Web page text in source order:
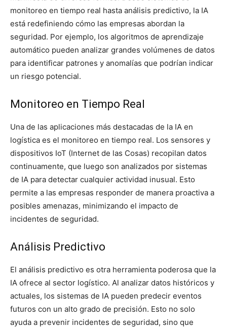
monitoreo en tiempo real hasta análisis predictivo, la IA
está redefiniendo cómo las empresas abordan la
seguridad. Por ejemplo, los algoritmos de aprendizaje
automático pueden analizar grandes volúmenes de datos
para identificar patrones y anomalías que podrían indicar
un riesgo potencial.
Monitoreo en Tiempo Real
Una de las aplicaciones más destacadas de la IA en
logística es el monitoreo en tiempo real. Los sensores y
dispositivos IoT (Internet de las Cosas) recopilan datos
continuamente, que luego son analizados por sistemas
de IA para detectar cualquier actividad inusual. Esto
permite a las empresas responder de manera proactiva a
posibles amenazas, minimizando el impacto de
incidentes de seguridad.
Análisis Predictivo
El análisis predictivo es otra herramienta poderosa que la
IA ofrece al sector logístico. Al analizar datos históricos y
actuales, los sistemas de IA pueden predecir eventos
futuros con un alto grado de precisión. Esto no solo
ayuda a prevenir incidentes de seguridad, sino que